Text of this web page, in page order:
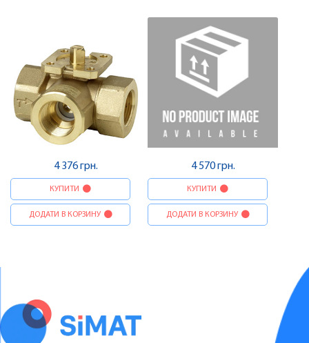
4 376 грн.
КУПИТИ
ДОДАТИ В КОРЗИНУ
4 570 грн.
КУПИТИ
ДОДАТИ В КОРЗИНУ